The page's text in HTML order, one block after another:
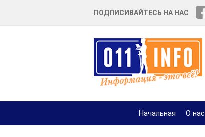
ПОДПИСИВАЙТЕСЬ НА НАС
Начальная О нас